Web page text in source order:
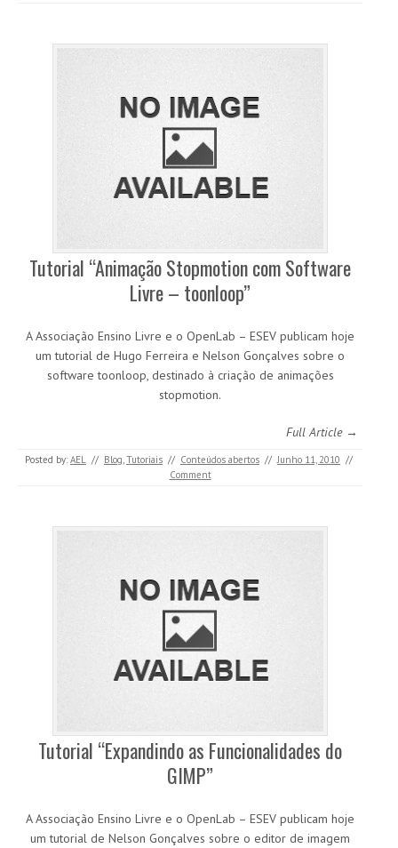
Tutorial “Animação Stopmotion com Software
Livre – toonloop”
A Associação Ensino Livre e o OpenLab – ESEV publicam hoje
um tutorial de Hugo Ferreira e Nelson Gonçalves sobre o
software toonloop, destinado à criação de animações
stopmotion.
Full Article →
Posted by: AEL // Blog,Tutoriais // Conteúdos abertos // Junho 11, 2010 //
Comment
Tutorial “Expandindo as Funcionalidades do
GIMP”
A Associação Ensino Livre e o OpenLab – ESEV publicam hoje
um tutorial de Nelson Gonçalves sobre o editor de imagem